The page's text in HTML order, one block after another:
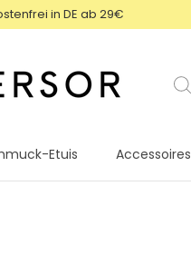
in DE ab 29€
Etuis
Accessoires